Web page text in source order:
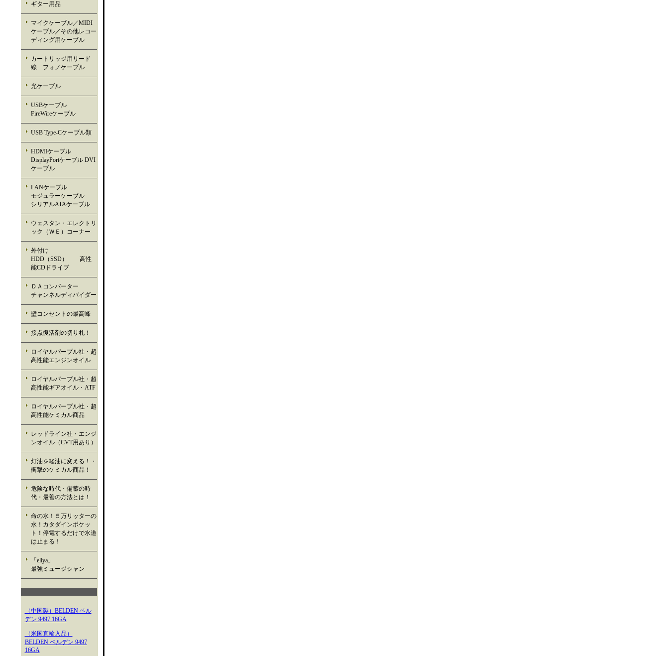
ギター用品
マイクケーブル／MIDI
ケーブル／その他レコー
ディング用ケーブル
カートリッジ用リード
線 フォノケーブル
光ケーブル
USBケーブル
FireWireケーブル
USB Type-Cケーブル類
HDMIケーブル
DisplayPortケーブル DVI
ケーブル
LANケーブル
モジュラーケーブル
シリアルATAケーブル
ウェスタン・エレクトリ
ック（ＷＥ）コーナー
外付け
HDD（SSD） 高性
能CDドライブ
ＤＡコンバーター
チャンネルディバイダー
壁コンセントの最高峰
接点復活剤の切り札！
ロイヤルパープル社・超
高性能エンジンオイル
ロイヤルパープル社・超
高性能ギアオイル・ATF
ロイヤルパープル社・超
高性能ケミカル商品
レッドライン社・エンジ
ンオイル（CVT用あり）
灯油を軽油に変える！・
衝撃のケミカル商品！
危険な時代・備蓄の時
代・最善の方法とは！
命の水！５万リッターの
水！カタダインポケッ
ト！停電するだけで水道
は止まる！
「eliya」
最強ミュージシャン
（中国製）BELDEN ベル
デン 9497 16GA
（米国直輸入品）
BELDEN ベルデン 9497
16GA